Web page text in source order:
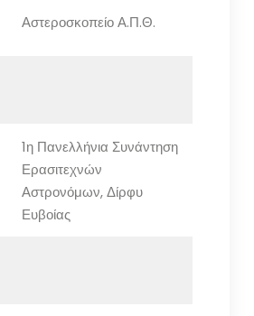
Αστεροσκοπείο Α.Π.Θ.
1η Πανελλήνια Συνάντηση
Ερασιτεχνών
Αστρονόμων, Δίρφυ
Ευβοίας